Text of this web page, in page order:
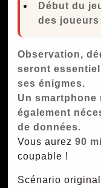
Début du
des joueurs
Observation,
seront
ses énigmes.
Un smartphone
également
de données.
Vous aurez 90
coupable !
Scénario